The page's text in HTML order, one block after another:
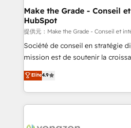
avec un engagement total,
métiers et technologie, et
travers le changement, tout en
d’entreprise. Grâce à une méthodologie éprouvée
auprès de plus de 400 clients,
HubSpot dans votre organisation. Pour toute
question technique ou besoin
Make the Grade - Conseil
HubSpot
提供元：Make the Grade - Conseil et
Société de conseil en stratégie
mission est de soutenir la
B2B à travers l’acquisition de
l'intégration CRM et le
auprès de vos comptes existants. En France
l'international, nous travaillons
Elite4.9